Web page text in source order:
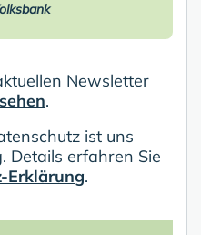
Newsletter
.
ist uns
Details erfahren Sie
Erklärung.